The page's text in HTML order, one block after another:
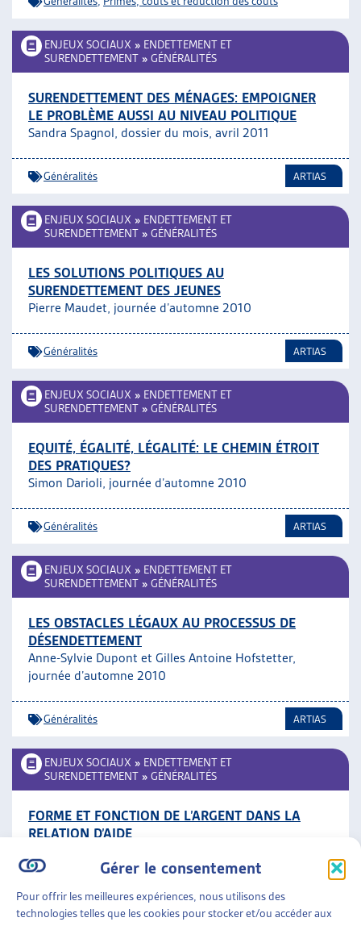
Gérer le consentement
Pour offrir les meilleures expériences, nous utilisons des
technologies telles que les cookies pour stocker et/ou accéder aux
ENJEUX SOCIAUX » ENDETTEMENT ET
SURENDETTEMENT » GÉNÉRALITÉS
SURENDETTEMENT DES MÉNAGES: EMPOIGNER
LE PROBLÈME AUSSI AU NIVEAU POLITIQUE
Sandra Spagnol, dossier du mois, avril 2011
Généralités ARTIAS
ENJEUX SOCIAUX » ENDETTEMENT ET
SURENDETTEMENT » GÉNÉRALITÉS
LES SOLUTIONS POLITIQUES AU
SURENDETTEMENT DES JEUNES
Pierre Maudet, journée d’automne 2010
Généralités ARTIAS
ENJEUX SOCIAUX » ENDETTEMENT ET
SURENDETTEMENT » GÉNÉRALITÉS
EQUITÉ, ÉGALITÉ, LÉGALITÉ: LE CHEMIN ÉTROIT
DES PRATIQUES?
Simon Darioli, journée d’automne 2010
Généralités ARTIAS
ENJEUX SOCIAUX » ENDETTEMENT ET
SURENDETTEMENT » GÉNÉRALITÉS
LES OBSTACLES LÉGAUX AU PROCESSUS DE
DÉSENDETTEMENT
Anne-Sylvie Dupont et Gilles Antoine Hofstetter,
journée d’automne 2010
Généralités ARTIAS
ENJEUX SOCIAUX » ENDETTEMENT ET
SURENDETTEMENT » GÉNÉRALITÉS
FORME ET FONCTION DE L’ARGENT DANS LA
RELATION D’AIDE
Généralités,Travail social